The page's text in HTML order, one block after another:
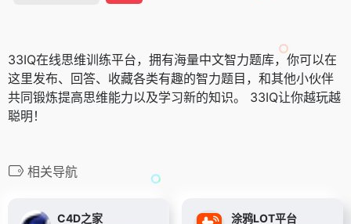
33IQ在线思维训练平台，拥有海量中文智力题库，你可以在
这里发布、回答、收藏各类有趣的智力题目，和其他小伙伴
共同锻炼提高思维能力以及学习新的知识。 33IQ让你越玩越
聪明！
相关导航
C4D之家 涂鸦LOT平台